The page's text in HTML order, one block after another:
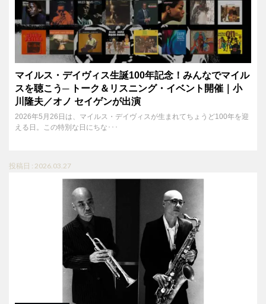
マイルス・デイヴィス生誕100年記念！みんなでマイル
スを聴こう─ トーク＆リスニング・イベント開催｜小
川隆夫／オノ セイゲンが出演
2026年5月26日は、マイルス・デイヴィスが生まれてちょうど100年を迎
える日。この特別な日にちな･･･
投稿日 : 2026.03.27